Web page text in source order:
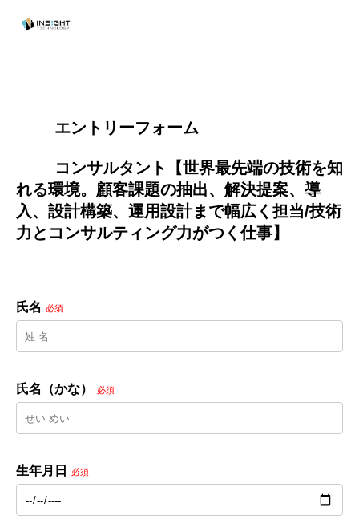
        エントリーフォーム
れる環境。顧客課題の抽出、解決提案、導
入、設計構築、運用設計まで幅広く担当/技術
力とコンサルティング力がつく仕事】
氏名 必須
氏名（かな） 必須
生年月日 必須